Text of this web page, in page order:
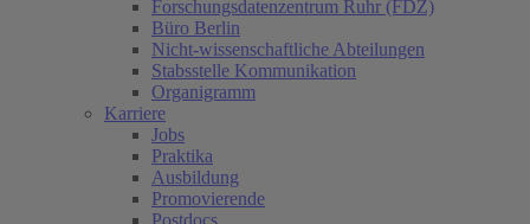
Forschungsdatenzentrum Ruhr (FDZ)
Büro Berlin
Nicht-wissenschaftliche Abteilungen
Stabsstelle Kommunikation
Organigramm
Karriere
Jobs
Praktika
Ausbildung
Promovierende
Postdocs